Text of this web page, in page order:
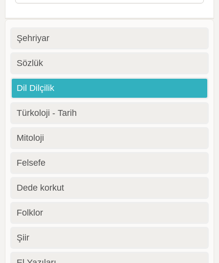
Şehriyar
Sözlük
Dil Dilçilik
Türkoloji - Tarih
Mitoloji
Felsefe
Dede korkut
Folklor
Şiir